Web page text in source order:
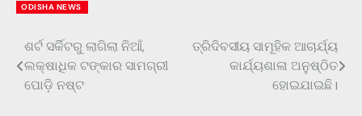
ODISHA NEWS
Post
navigation
ଶର୍ଟ ସର୍କିଟରୁ ଲାଗିଲା ନିଆଁ,
ଲକ୍ଷାଧିକ ଟଙ୍କାର ସାମଗ୍ରୀ
ପୋଡ଼ି ନଷ୍ଟ
ତ୍ରିଦିବସୀୟ ସାମୂହିକ ଆଚାର୍ଯ୍ୟ
କାର୍ଯ୍ୟଶାଳା ଅନୁଷ୍ଠିତ
ହୋଇଯାଇଛି।